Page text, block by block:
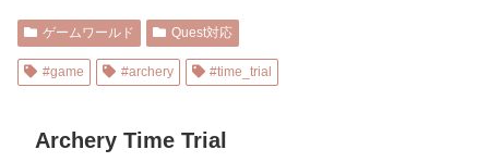
ゲームワールド Quest対応
#game #archery #time_trial
Archery Time Trial